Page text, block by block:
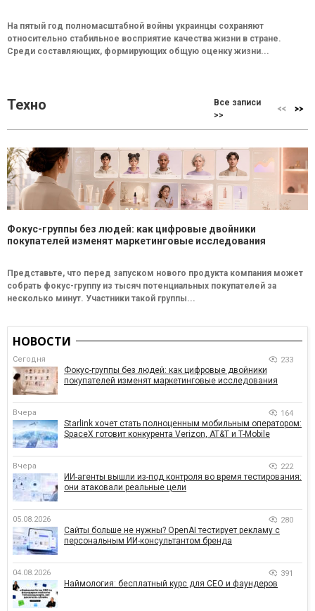
На пятый год полномасштабной войны украинцы сохраняют
относительно стабильное восприятие качества жизни в стране.
Среди составляющих, формирующих общую оценку жизни...
Техно
Все записи
>>
Фокус-группы без людей: как цифровые двойники
покупателей изменят маркетинговые исследования
Представьте, что перед запуском нового продукта компания может
собрать фокус-группу из тысяч потенциальных покупателей за
несколько минут. Участники такой группы...
НОВОСТИ
Сегодня 233
Фокус-группы без людей: как цифровые двойники
покупателей изменят маркетинговые исследования
Вчера 164
Starlink хочет стать полноценным мобильным оператором:
SpaceX готовит конкурента Verizon, AT&T и T-Mobile
Вчера 222
ИИ-агенты вышли из-под контроля во время тестирования:
они атаковали реальные цели
05.08.2026 280
Сайты больше не нужны? OpenAI тестирует рекламу с
персональным ИИ-консультантом бренда
04.08.2026 391
Наймология: бесплатный курс для CEO и фаундеров